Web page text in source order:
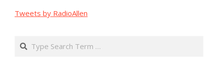
Tweets by RadioAllen
Search